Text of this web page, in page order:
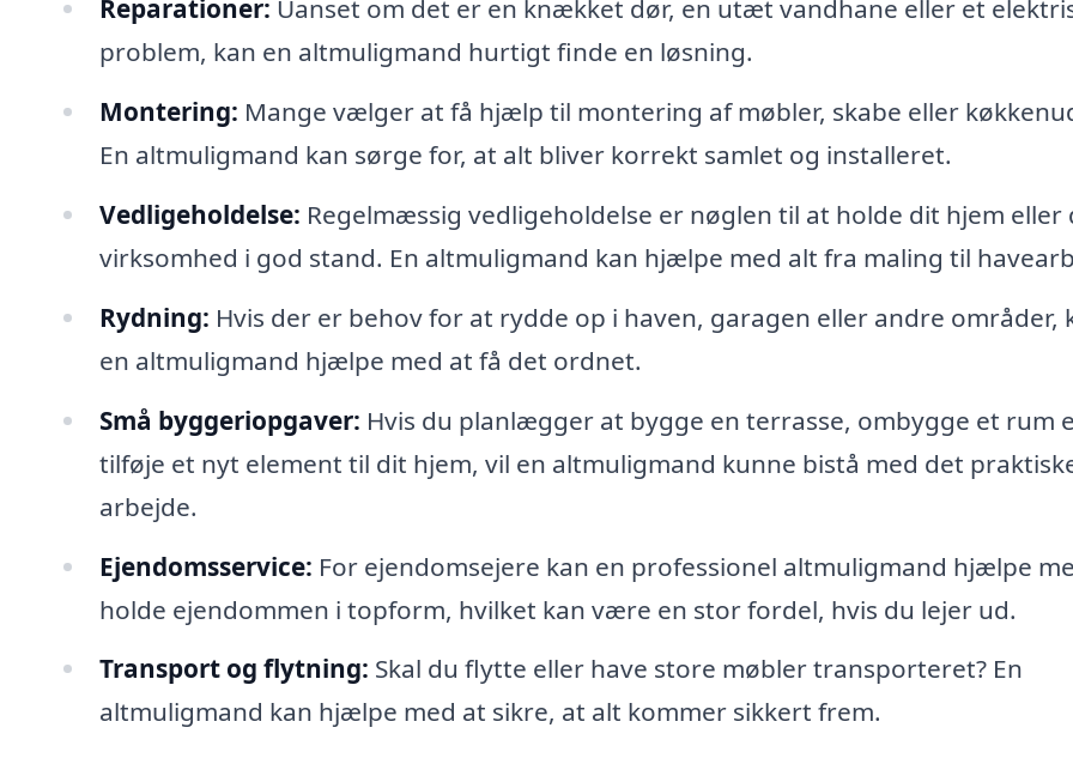
Reparationer: Uanset om det er en knækket dør, en utæt vandhane eller et
problem, kan en altmuligmand hurtigt finde en løsning.
Montering: Mange vælger at få hjælp til montering af møbler, skabe eller
En altmuligmand kan sørge for, at alt bliver korrekt samlet og installeret.
Vedligeholdelse: Regelmæssig vedligeholdelse er nøglen til at holde dit hjem eller
virksomhed i god stand. En altmuligmand kan hjælpe med alt fra maling til
Rydning: Hvis der er behov for at rydde op i haven, garagen eller andre områder,
en altmuligmand hjælpe med at få det ordnet.
Små byggeriopgaver: Hvis du planlægger at bygge en terrasse, ombygge et rum
tilføje et nyt element til dit hjem, vil en altmuligmand kunne bistå med det
arbejde.
Ejendomsservice: For ejendomsejere kan en professionel altmuligmand hjælpe
holde ejendommen i topform, hvilket kan være en stor fordel, hvis du lejer ud.
Transport og flytning: Skal du flytte eller have store møbler transporteret? En
altmuligmand kan hjælpe med at sikre, at alt kommer sikkert frem.